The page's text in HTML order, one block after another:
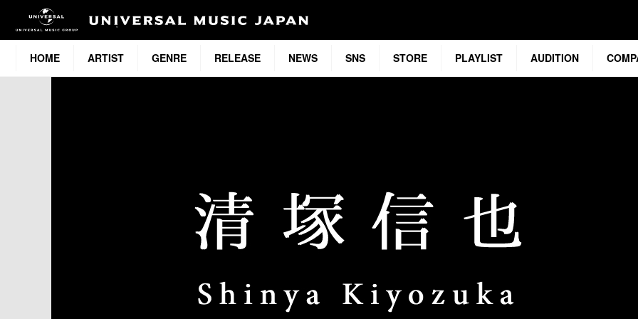
HOME ARTIST GENRE RELEASE NEWS SNS STORE PLAYLIST AUDITION